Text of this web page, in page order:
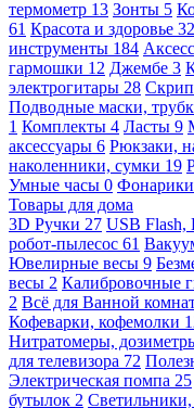
термометр 13 Зонты 5
61 Красота и здоровье 32
инструменты 184
гармошки 12 Джембе 3
электрогитары 28
Подводные маски,
1 Комплекты 4 Ласты 9
аксессуары 6 Рюкзаки,
наколенники, сумки 19
Умные часы 0 Фонарики
Товары для дома
3D Ручки 27 USB Flash,
робот-пылесос 61
Ювелирные весы 9
весы 2 Калибровочные
2 Всё для Ванной
Кофеварки, кофемолки
Нитратомеры,
для телевизора 72
Электрическая помпа 25
бутылок 2